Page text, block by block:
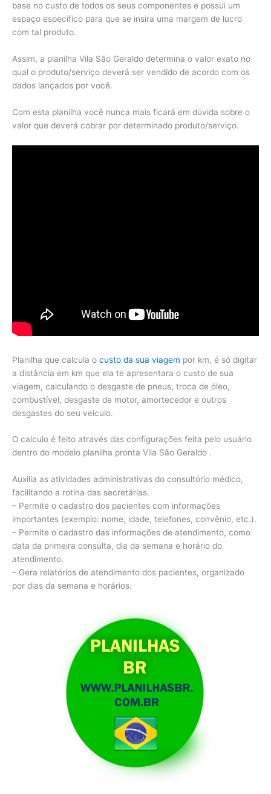
base no custo de todos os seus componentes e possui um
espaço específico para que se insira uma margem de lucro
com tal produto.
Assim, a planilha Vila São Geraldo determina o valor exato no
qual o produto/serviço deverá ser vendido de acordo com os
dados lançados por você.
Com esta planilha você nunca mais ficará em dúvida sobre o
valor que deverá cobrar por determinado produto/serviço.
Planilha que calcula o custo da sua viagem por km, é só digitar
a distância em km que ela te apresentara o custo de sua
viagem, calculando o desgaste de pneus, troca de óleo,
combustível, desgaste de motor, amortecedor e outros
desgastes do seu veiculo.
O calculo é feito através das configurações feita pelo usuário
dentro do modelo planilha pronta Vila São Geraldo .
Auxilia as atividades administrativas do consultório médico,
facilitando a rotina das secretárias.
– Permite o cadastro dos pacientes com informações
importantes (exemplo: nome, idade, telefones, convênio, etc.).
– Permite o cadastro das informações de atendimento, como
data da primeira consulta, dia da semana e horário do
atendimento.
– Gera relatórios de atendimento dos pacientes, organizado
por dias da semana e horários.